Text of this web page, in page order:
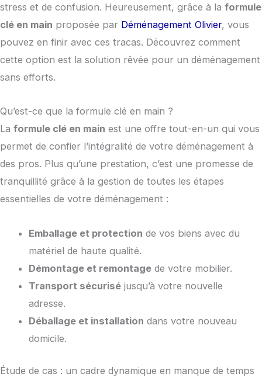
stress et de confusion. Heureusement, grâce à la formule
clé en main proposée par Déménagement Olivier, vous
pouvez en finir avec ces tracas. Découvrez comment
cette option est la solution rêvée pour un déménagement
sans efforts.
Qu’est-ce que la formule clé en main ?
La formule clé en main est une offre tout-en-un qui vous
permet de confier l’intégralité de votre déménagement à
des pros. Plus qu’une prestation, c’est une promesse de
tranquillité grâce à la gestion de toutes les étapes
essentielles de votre déménagement :
Emballage et protection de vos biens avec du
matériel de haute qualité.
Démontage et remontage de votre mobilier.
Transport sécurisé jusqu’à votre nouvelle
adresse.
Déballage et installation dans votre nouveau
domicile.
Étude de cas : un cadre dynamique en manque de temps